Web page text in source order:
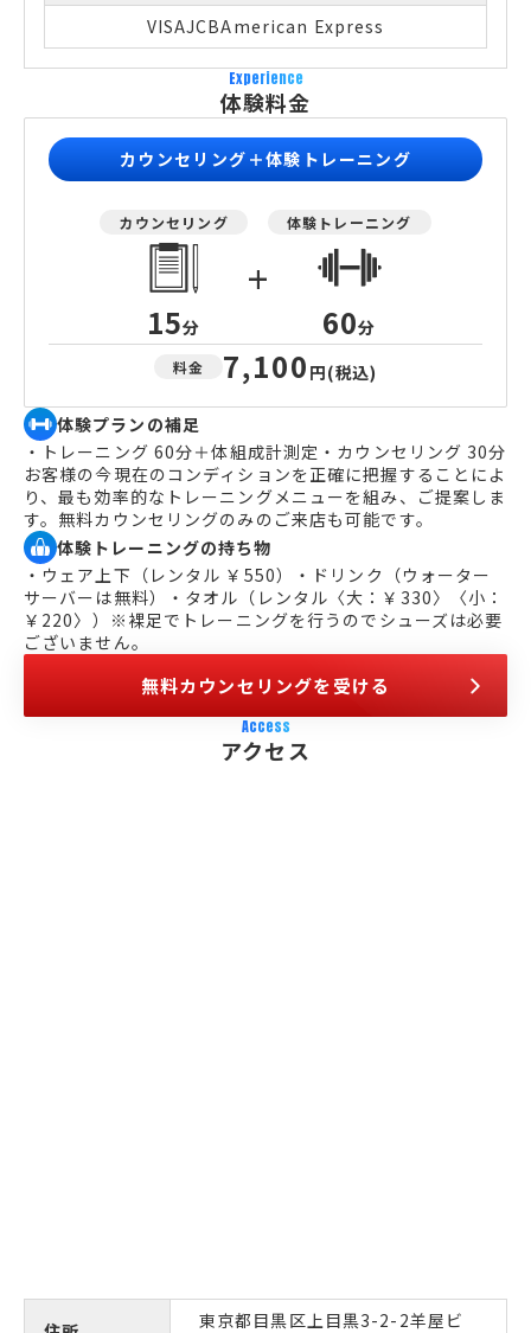
VISAJCBAmerican Express
Experience
体験料金
カウンセリング＋体験トレーニング
カウンセリング
15分
+
体験トレーニング
60分
料金 7,100 円(税込)
体験プランの補足
・トレーニング 60分＋体組成計測定・カウンセリング 30分
お客様の今現在のコンディションを正確に把握することによ
り、最も効率的なトレーニングメニューを組み、ご提案しま
す。無料カウンセリングのみのご来店も可能です。
体験トレーニングの持ち物
・ウェア上下（レンタル ￥550）・ドリンク（ウォーター
サーバーは無料）・タオル（レンタル〈大：￥330〉〈小：
￥220〉）※裸足でトレーニングを行うのでシューズは必要
ございません。
無料カウンセリングを受ける
Access
アクセス
東京都目黒区上目黒3-2-2羊屋ビ